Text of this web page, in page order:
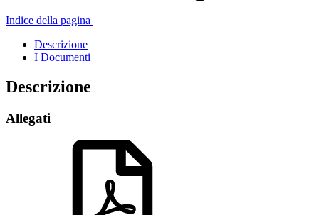
Indice della pagina
Descrizione
I Documenti
Descrizione
Allegati